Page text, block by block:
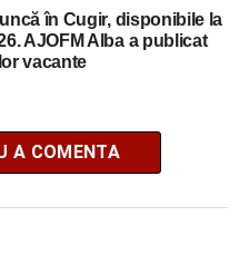
în Cugir, disponibile la
AJOFM Alba a publicat
vacante
A COMENTA